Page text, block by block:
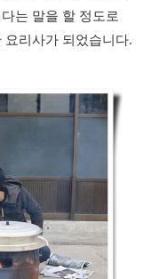
는 말을 할 정도로
요리사가 되었습니다.